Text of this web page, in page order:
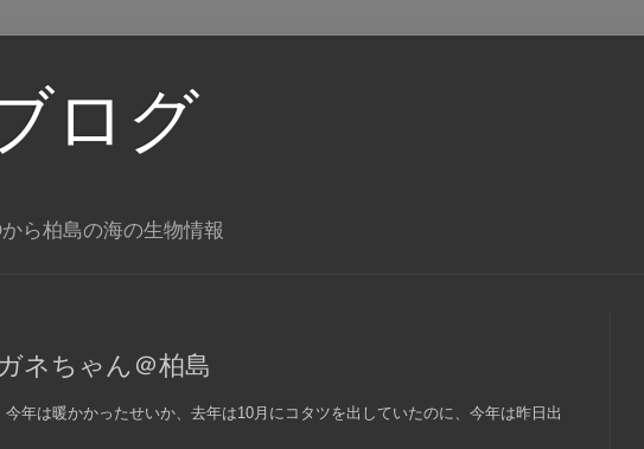
ログ
ら柏島の海の生物情報
ネちゃん＠柏島
年は暖かかったせいか、去年は10月にコタツを出していたのに、今年は昨日出